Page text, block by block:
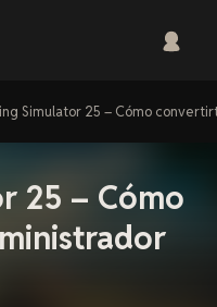
Simulator 25 – Cómo
25 – Cómo